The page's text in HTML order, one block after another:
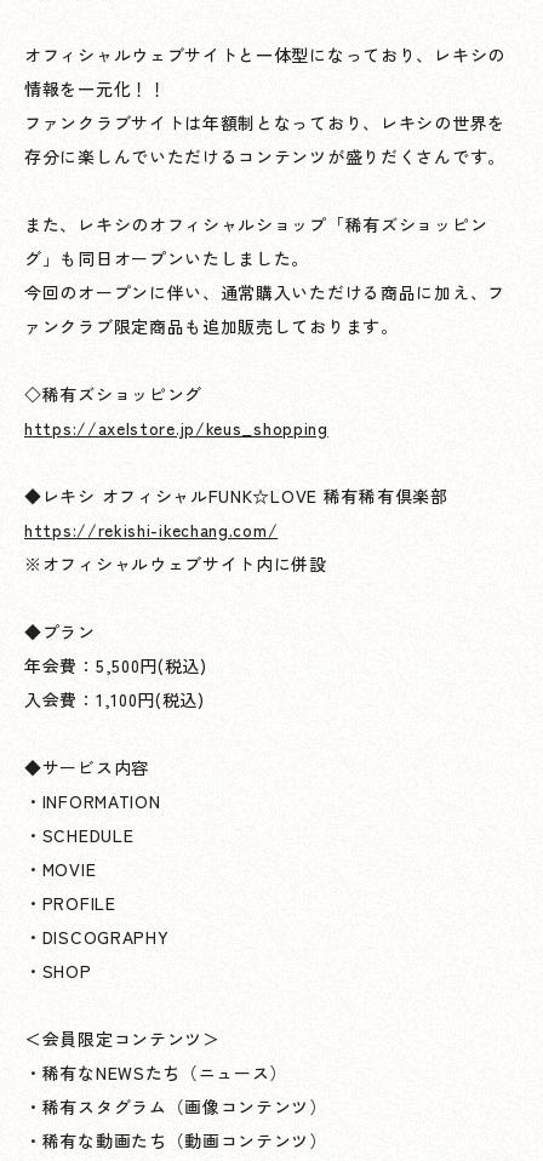
オフィシャルウェブサイトと一体型になっており、レキシの
情報を一元化！！
ファンクラブサイトは年額制となっており、レキシの世界を
存分に楽しんでいただけるコンテンツが盛りだくさんです。
また、レキシのオフィシャルショップ「稀有ズショッピン
グ」も同日オープンいたしました。
今回のオープンに伴い、通常購入いただける商品に加え、フ
ァンクラブ限定商品も追加販売しております。
◇稀有ズショッピング
https://axelstore.jp/keus_shopping
◆レキシ オフィシャルFUNK☆LOVE 稀有稀有倶楽部
https://rekishi-ikechang.com/
※オフィシャルウェブサイト内に併設
◆プラン
年会費：5,500円(税込)
入会費：1,100円(税込)
◆サービス内容
・INFORMATION
・SCHEDULE
・MOVIE
・PROFILE
・DISCOGRAPHY
・SHOP
＜会員限定コンテンツ＞
・稀有なNEWSたち（ニュース）
・稀有スタグラム（画像コンテンツ）
・稀有な動画たち（動画コンテンツ）